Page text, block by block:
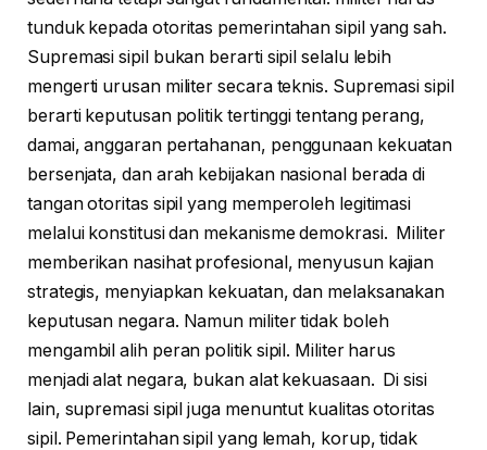
tunduk kepada otoritas pemerintahan sipil yang sah.
Supremasi sipil bukan berarti sipil selalu lebih
mengerti urusan militer secara teknis. Supremasi sipil
berarti keputusan politik tertinggi tentang perang,
damai, anggaran pertahanan, penggunaan kekuatan
bersenjata, dan arah kebijakan nasional berada di
tangan otoritas sipil yang memperoleh legitimasi
melalui konstitusi dan mekanisme demokrasi. Militer
memberikan nasihat profesional, menyusun kajian
strategis, menyiapkan kekuatan, dan melaksanakan
keputusan negara. Namun militer tidak boleh
mengambil alih peran politik sipil. Militer harus
menjadi alat negara, bukan alat kekuasaan. Di sisi
lain, supremasi sipil juga menuntut kualitas otoritas
sipil. Pemerintahan sipil yang lemah, korup, tidak